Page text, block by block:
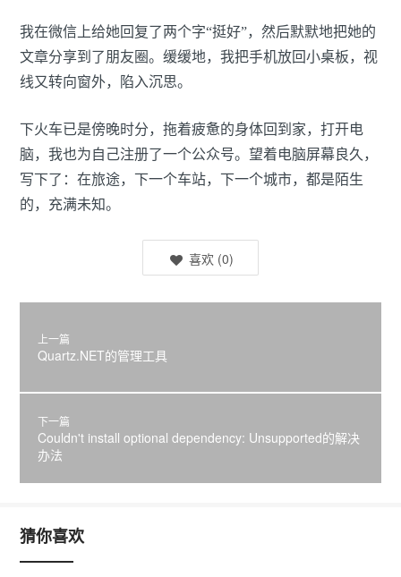
我在微信上给她回复了两个字“挺好”，然后默默地把她的
文章分享到了朋友圈。缓缓地，我把手机放回小桌板，视
线又转向窗外，陷入沉思。
下火车已是傍晚时分，拖着疲惫的身体回到家，打开电
脑，我也为自己注册了一个公众号。望着电脑屏幕良久，
写下了：在旅途，下一个车站，下一个城市，都是陌生
的，充满未知。
喜欢 (0)
上一篇
Quartz.NET的管理工具
下一篇
Couldn't install optional dependency: Unsupported的解决
办法
猜你喜欢